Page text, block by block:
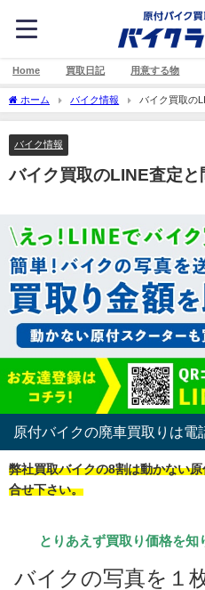
Home 買取日記 用意する物
ホーム バイク情報 バイク買取の
バイク情報
バイク買取のLINE査定と
原付バイクの廃車買取りは電
弊社買取バイクの8割は動かない
合せ下さい。
とりあえず買取り価格を知
バイクの写真を１